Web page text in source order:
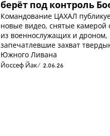
берёт под контроль
Командование ЦАХАЛ
новые видео, снятые камерой
из военнослужащих и дроном,
запечатлевшие захват
Южного Ливана
Йоссеф Йак 2.06.26